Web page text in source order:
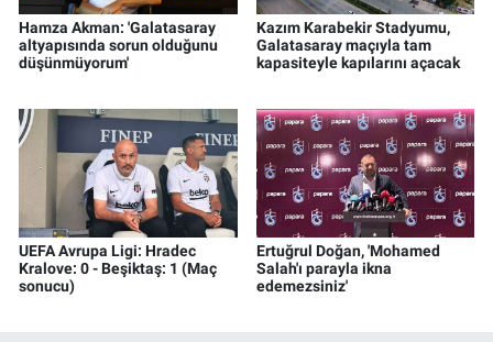
Hamza Akman: 'Galatasaray
altyapısında sorun olduğunu
düşünmüyorum'
Kazım Karabekir Stadyumu,
Galatasaray maçıyla tam
kapasiteyle kapılarını açacak
UEFA Avrupa Ligi: Hradec
Kralove: 0 - Beşiktaş: 1 (Maç
sonucu)
Ertuğrul Doğan, 'Mohamed
Salah'ı parayla ikna
edemezsiniz'